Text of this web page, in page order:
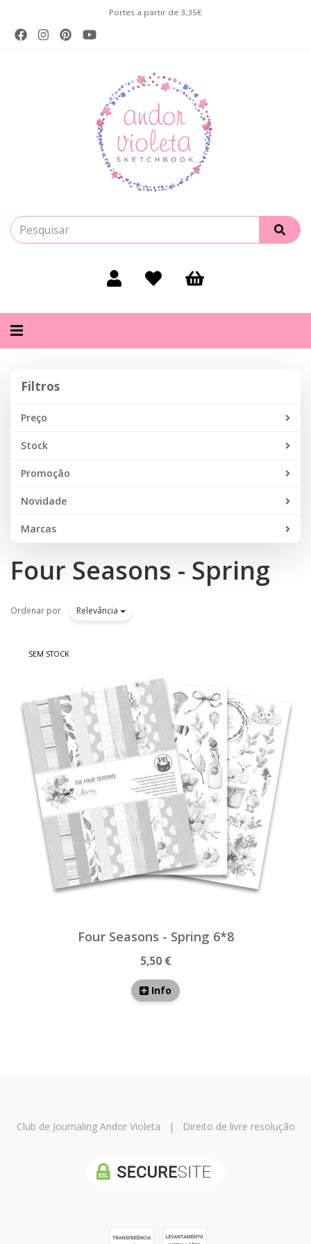
Portes a partir de 3,35€
Alternar
Filtros
Preço
Stock
Promoção
Novidade
Marcas
Four Seasons - Spring
Ordenar por Relevância
SEM STOCK
Four Seasons - Spring 6*8
5,50 €
Info
Club de Journaling Andor Violeta | Direito de livre resolução